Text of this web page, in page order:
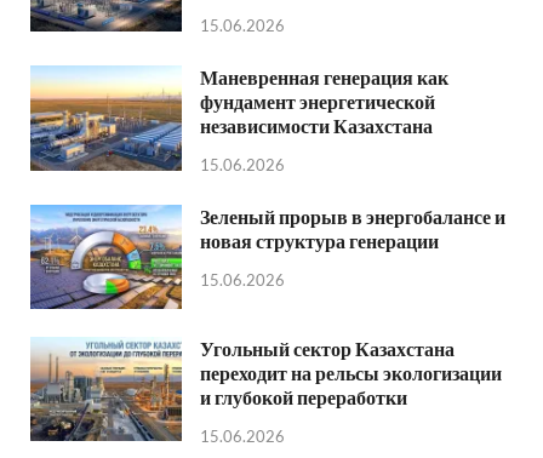
15.06.2026
Маневренная генерация как
фундамент энергетической
независимости Казахстана
15.06.2026
Зеленый прорыв в энергобалансе и
новая структура генерации
15.06.2026
Угольный сектор Казахстана
переходит на рельсы экологизации
и глубокой переработки
15.06.2026